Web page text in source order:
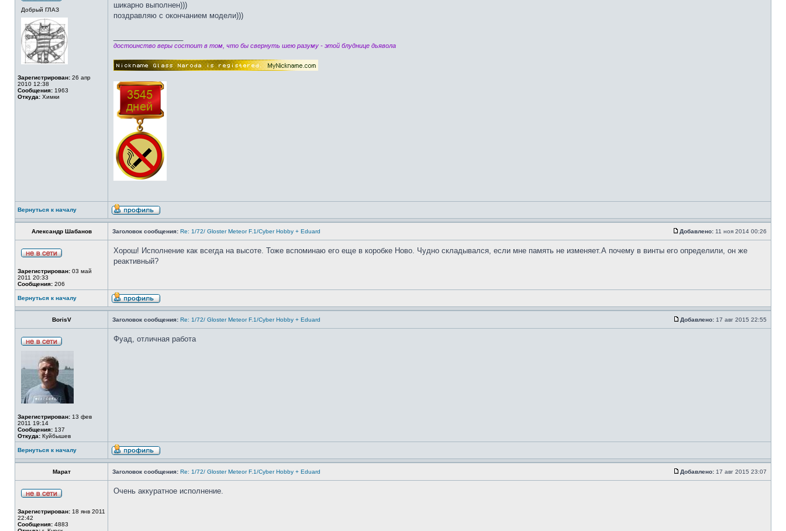
Добрый ГЛАЗ
Зарегистрирован: 26 апр
2010 12:38
Сообщения: 1963
Откуда: Химки
шикарно выполнен)))
поздравляю с окончанием модели)))
достоинство веры состоит в том, что бы свернуть шею разуму - этой блуднице дьявола
Вернуться к началу
Александр Шабанов Заголовок сообщения: Re: 1/72/ Gloster Meteor F.1/Cyber Hobby + Eduard Добавлено: 11 ноя 2014 00:26
Зарегистрирован: 03 май
2011 20:33
Сообщения: 206
Хорош! Исполнение как всегда на высоте. Тоже вспоминаю его еще в коробке Ново. Чудно складывался, если мне память не изменяет.А почему в винты его определили, он же
реактивный?
Вернуться к началу
BorisV Заголовок сообщения: Re: 1/72/ Gloster Meteor F.1/Cyber Hobby + Eduard Добавлено: 17 авг 2015 22:55
Зарегистрирован: 13 фев
2011 19:14
Сообщения: 137
Откуда: Куйбышев
Фуад, отличная работа
Вернуться к началу
Марат Заголовок сообщения: Re: 1/72/ Gloster Meteor F.1/Cyber Hobby + Eduard Добавлено: 17 авг 2015 23:07
Зарегистрирован: 18 янв 2011
22:42
Сообщения: 4883
Очень аккуратное исполнение.